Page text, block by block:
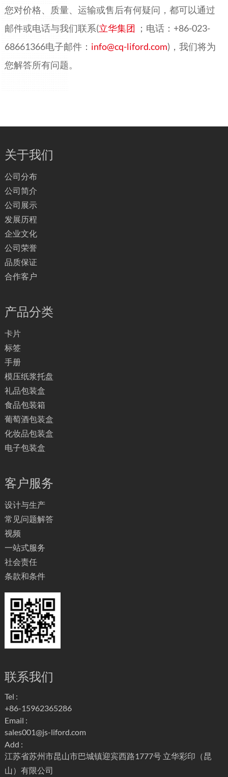
您对价格、质量、运输或售后有何疑问，都可以通过
邮件或电话与我们联系(立华集团 ；电话：+86-023-
68661366电子邮件： info@cq-liford.com)，我们将为
您解答所有问题。
关于我们
公司分布
公司简介
公司展示
发展历程
企业文化
公司荣誉
品质保证
合作客户
产品分类
卡片
标签
手册
模压纸浆托盘
礼品包装盒
食品包装箱
葡萄酒包装盒
化妆品包装盒
电子包装盒
客户服务
设计与生产
常见问题解答
视频
一站式服务
社会责任
条款和条件
联系我们
Tel :
+86-15962365286
Email :
sales001@js-liford.com
Add :
江苏省苏州市昆山市巴城镇迎宾西路1777号 立华彩印（昆
山）有限公司